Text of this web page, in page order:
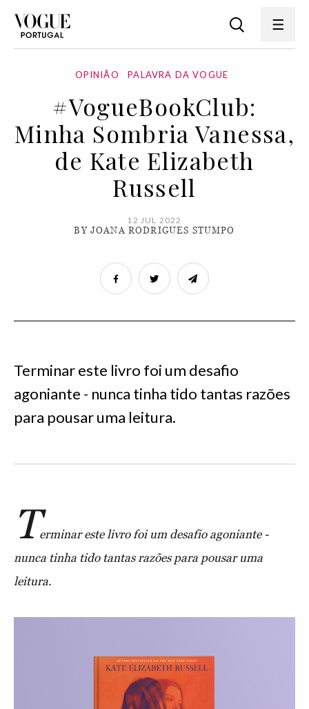
OPINIÃO PALAVRA DA VOGUE
#VogueBookClub:
Minha Sombria Vanessa,
de Kate Elizabeth
Russell
12 JUL 2022
BY JOANA RODRIGUES STUMPO
Terminar este livro foi um desafio
agoniante - nunca tinha tido tantas razões
para pousar uma leitura.
Terminar este livro foi um desafio agoniante -
nunca tinha tido tantas razões para pousar uma
leitura.